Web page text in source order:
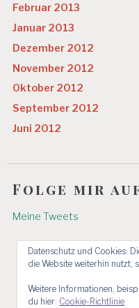
Februar 2013
Januar 2013
Dezember 2012
November 2012
Oktober 2012
September 2012
Juni 2012
Folge mir
Meine Tweets
Datenschutz und Cookies:
die Website weiterhin nutzt,
Weitere Informationen,
du hier: Cookie-Richtlinie